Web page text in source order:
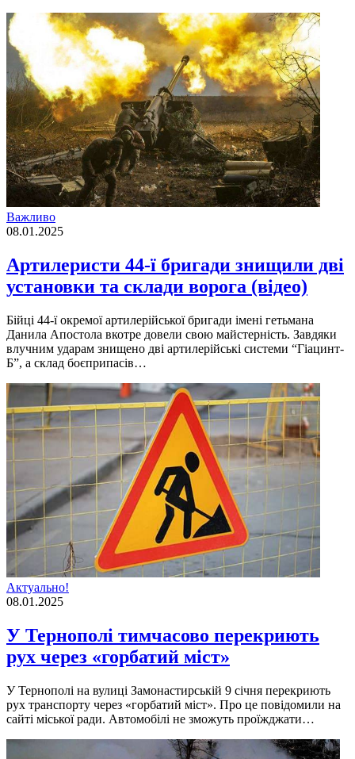
Важливо
08.01.2025
Артилеристи 44-ї бригади знищили дві
установки та склади ворога (відео)
Бійці 44-ї окремої артилерійської бригади імені гетьмана
Данила Апостола вкотре довели свою майстерність. Завдяки
влучним ударам знищено дві артилерійські системи “Гіацинт-
Б”, а склад боєприпасів…
Актуально!
08.01.2025
У Тернополі тимчасово перекриють
рух через «горбатий міст»
У Тернополі на вулиці Замонастирській 9 січня перекриють
рух транспорту через «горбатий міст». Про це повідомили на
сайті міської ради. Автомобілі не зможуть проїжджати…